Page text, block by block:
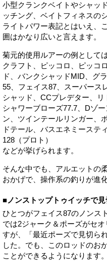
小型クランクベイトやシャッ
ッチング、ベイトフィネスの
ライトパワー表記とはいえ、
囲はかなり広いと言えます。
菊元的使用ルアーの例としては
クラフト、ピッコロ、ピッコ
ド、バンクシャッドMID、グ
55、フェイス87、スーパース
シャッド、CCプレデター、リ
シャワーブローズ77.7、Dゾ
ン、ツインテールリンガー、
ドテール、バスエネミーステ
128（プロト）
などが挙げられます。
そんな中でも、アルエットの
おかげで、操作系の釣りが進
■ノンストップトゥイッチで
ひとつがフェイス87のノンス
では2ジャーク＆ポーズがセ
すが、「最近ポーズで見切ら
した。でも、このロッドのお
ことができるようになります。